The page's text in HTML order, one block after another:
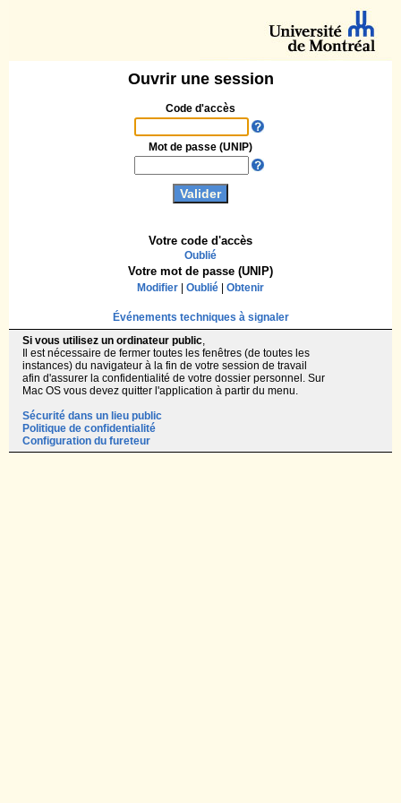
Ouvrir une session
Code d'accès
Votre code d'accès
Oublié
Mot de passe (UNIP)
Votre mot de passe (UNIP)
Modifier Oublié Obtenir
Événements techniques à signaler
Si vous utilisez un ordinateur public,
Il est nécessaire de fermer toutes les fenêtres (de toutes les
instances) du navigateur à la fin de votre session de travail
afin d'assurer la confidentialité de votre dossier personnel. Sur
Mac OS vous devez quitter l'application à partir du menu.
Sécurité dans un lieu public
Politique de confidentialité
Configuration du fureteur